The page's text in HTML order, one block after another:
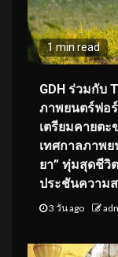
1 min read
GDH ร่วมกับ
ภาพยนตร์ฟอร์
เตรียมคายต
เทศกาลภาพ
ยา” ทุ่มสุดชี
ประชันความ
3 วัน ago